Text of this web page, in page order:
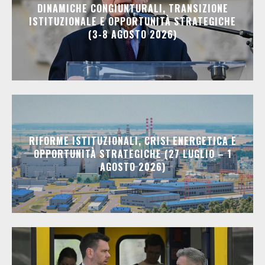
DINAMICHE CONGIUNTURALI, TRANSIZIONE
ISTITUZIONALE E OPPORTUNITÀ STRATEGICHE
(3-8 AGOSTO 2026)
RIFORME ISTITUZIONALI, CRISI ENERGETICA E
OPPORTUNITÀ STRATEGICHE (27 LUGLIO – 1
AGOSTO 2026)